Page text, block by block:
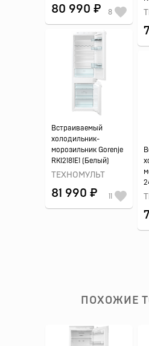
80 990 ₽ 8
Встраиваемый
холодильник-
морозильник Gorenje
RKI2181E1 (Белый)
ТЕХНОМУЛЬТ
81 990 ₽ 11
ПОХОЖИЕ